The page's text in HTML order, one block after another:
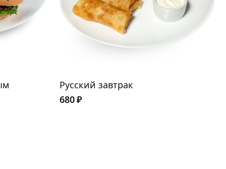
Русский завтрак
680₽